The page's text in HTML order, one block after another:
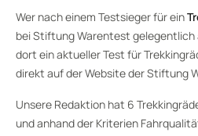
Wer nach einem Testsieger für ein
bei Stiftung Warentest
dort ein aktueller Test für
direkt auf der Website der Stiftung
Unsere Redaktion hat 6
und anhand der Kriterien